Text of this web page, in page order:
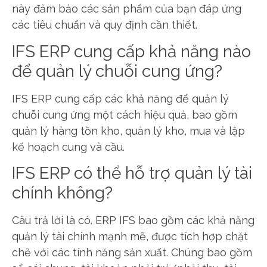
này đảm bảo các sản phẩm của bạn đáp ứng
các tiêu chuẩn và quy định cần thiết.
IFS ERP cung cấp khả năng nào
để quản lý chuỗi cung ứng?
IFS ERP cung cấp các khả năng để quản lý
chuỗi cung ứng một cách hiệu quả, bao gồm
quản lý hàng tồn kho, quản lý kho, mua và lập
kế hoạch cung và cầu.
IFS ERP có thể hỗ trợ quản lý tài
chính không?
Câu trả lời là có. ERP IFS bao gồm các khả năng
quản lý tài chính mạnh mẽ, được tích hợp chặt
chẽ với các tính năng sản xuất. Chúng bao gồm